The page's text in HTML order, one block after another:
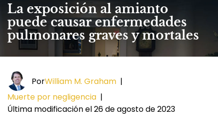
La exposición al amianto
puede causar enfermedades
pulmonares graves y mortales
PorWilliam M. Graham |
Muerte por negligencia |
Última modificación el 26 de agosto de 2023